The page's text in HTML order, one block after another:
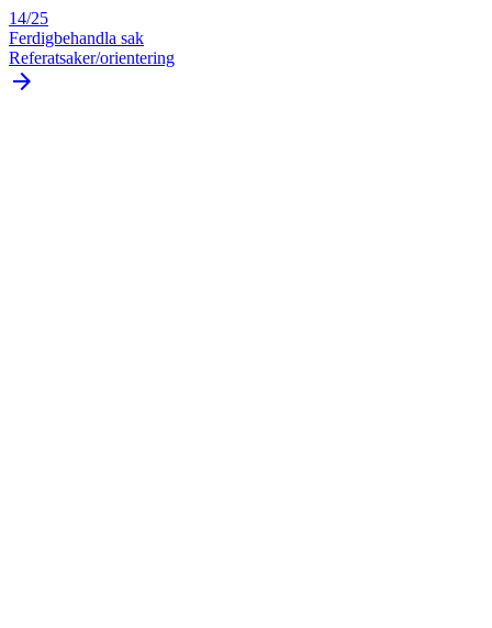
14/25
Ferdigbehandla sak
Referatsaker/orientering
arrow_forward